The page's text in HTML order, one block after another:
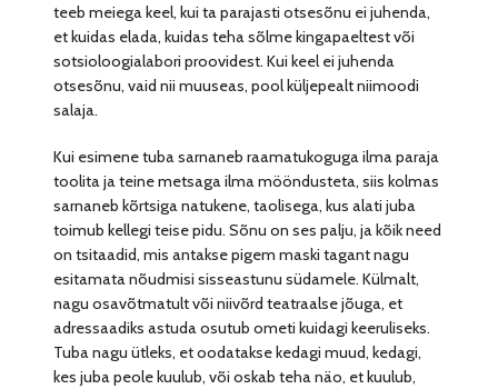
teeb meiega keel, kui ta parajasti otsesõnu ei juhenda,
et kuidas elada, kuidas teha sõlme kingapaeltest või
sotsioloogialabori proovidest. Kui keel ei juhenda
otsesõnu, vaid nii muuseas, pool küljepealt niimoodi
salaja.
Kui esimene tuba sarnaneb raamatukoguga ilma paraja
toolita ja teine metsaga ilma mööndusteta, siis kolmas
sarnaneb kõrtsiga natukene, taolisega, kus alati juba
toimub kellegi teise pidu. Sõnu on ses palju, ja kõik need
on tsitaadid, mis antakse pigem maski tagant nagu
esitamata nõudmisi sisseastunu südamele. Külmalt,
nagu osavõtmatult või niivõrd teatraalse jõuga, et
adressaadiks astuda osutub ometi kuidagi keeruliseks.
Tuba nagu ütleks, et oodatakse kedagi muud, kedagi,
kes juba peole kuulub, või oskab teha näo, et kuulub,